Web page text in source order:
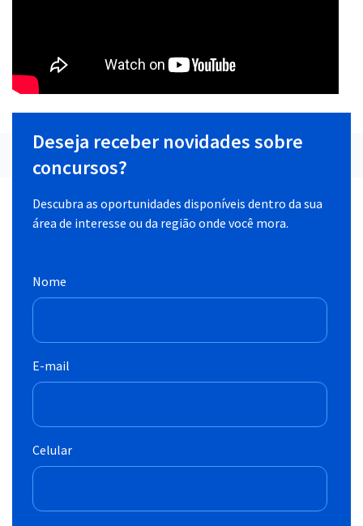
Deseja receber novidades sobre
concursos?
Descubra as oportunidades disponíveis dentro da sua
área de interesse ou da região onde você mora.
Nome
E-mail
Celular